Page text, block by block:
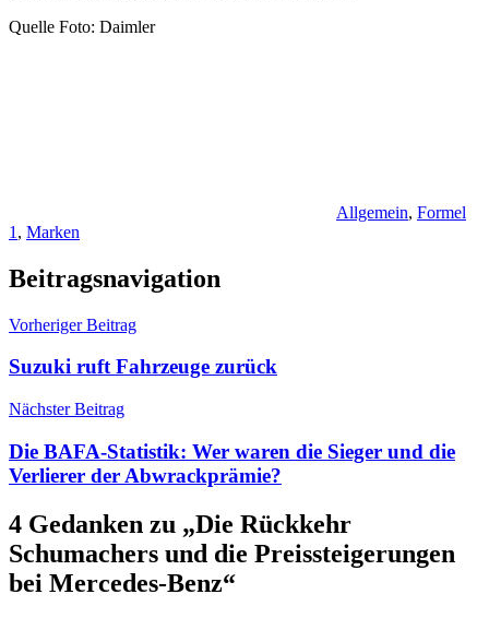
Quelle Foto: Daimler
Allgemein, Formel
1 , Marken
Beitragsnavigation
Vorheriger Beitrag
Suzuki ruft Fahrzeuge zurück
Nächster Beitrag
Die BAFA-Statistik: Wer waren die Sieger und die
Verlierer der Abwrackprämie?
4 Gedanken zu „Die Rückkehr
Schumachers und die Preissteigerungen
bei Mercedes-Benz“